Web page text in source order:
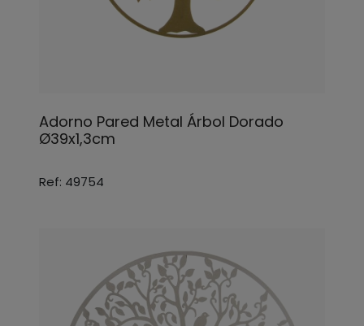
Adorno Pared Metal Árbol Dorado
Ø39x1,3cm
Ref: 49754